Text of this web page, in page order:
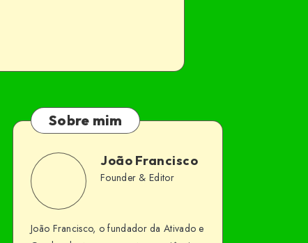
Sobre mim
João
Francisco
João Francisco
Founder & Editor
João Francisco, o fundador da Ativado e